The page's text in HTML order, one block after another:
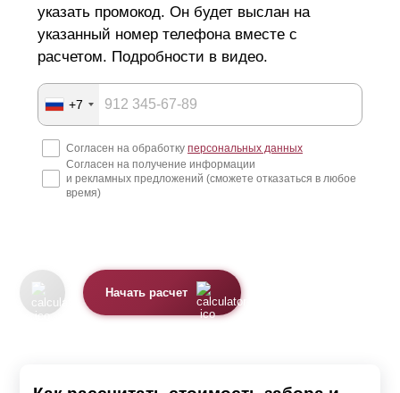
указать промокод. Он будет выслан на
указанный номер телефона вместе с
расчетом. Подробности в видео.
+7
Согласен на обработку персональных данных
Согласен на получение информации
и рекламных предложений (сможете отказаться в любое
время)
Начать расчет